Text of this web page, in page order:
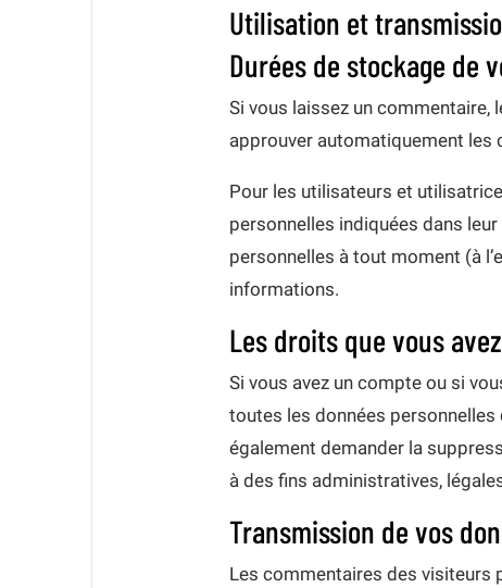
Utilisation et
Durées de stockage de
Si vous laissez un
approuver automatiquement les
Pour les utilisateurs et
personnelles indiquées dans
personnelles à tout moment (à
informations.
Les droits que vous
Si vous avez un compte ou si
toutes les données personnelles
également demander la
à des fins administratives,
Transmission de vos
Les commentaires des visiteurs